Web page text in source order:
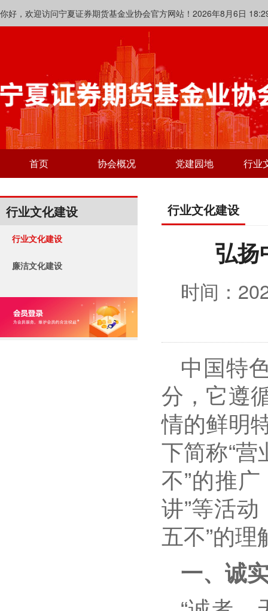
你好，欢迎访问宁夏证券期货基金业协会官方网站！2026年8月6日
首页 协会概况 党建园地 行业
行业文化建设
行业文化建设
廉洁文化建设
行业文化建设
弘扬
时间：
中国特
分，它遵
情的鲜明
下简称“营
不”的推
讲”等活
五不”的理
一、诚